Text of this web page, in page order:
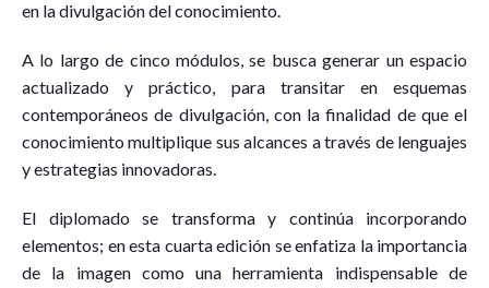
en la divulgación del conocimiento.
A lo largo de cinco módulos, se busca generar un espacio
actualizado y práctico, para transitar en esquemas
contemporáneos de divulgación, con la finalidad de que el
conocimiento multiplique sus alcances a través de lenguajes
y estrategias innovadoras.
El diplomado se transforma y continúa incorporando
elementos; en esta cuarta edición se enfatiza la importancia
de la imagen como una herramienta indispensable de